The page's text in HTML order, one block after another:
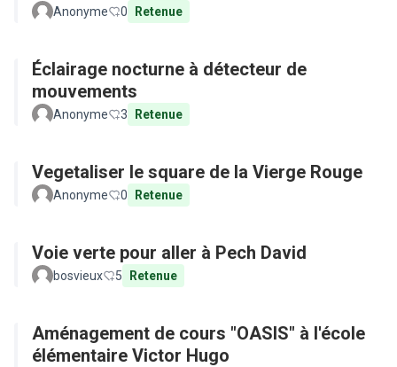
Anonyme 0 Retenue
Éclairage nocturne à détecteur de
mouvements
Anonyme 3 Retenue
Vegetaliser le square de la Vierge Rouge
Anonyme 0 Retenue
Voie verte pour aller à Pech David
bosvieux 5 Retenue
Aménagement de cours "OASIS" à l'école
élémentaire Victor Hugo